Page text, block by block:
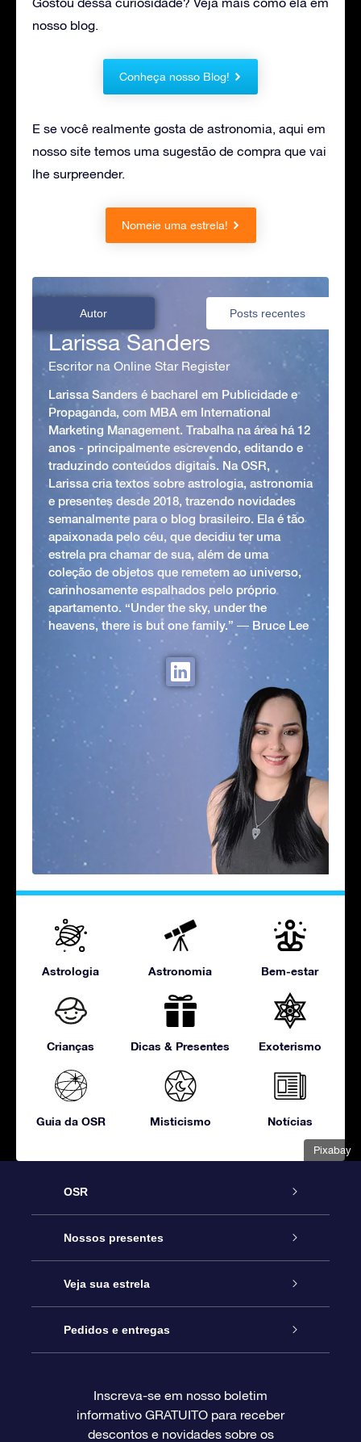
Pixabay
nosso blog.
Conheça nosso Blog!
E se você realmente gosta de astronomia, aqui em
nosso site temos uma sugestão de compra que vai
lhe surpreender.
Nomeie uma estrela!
Autor Posts recentes
Larissa Sanders
Escritor na Online Star Register
Larissa Sanders é bacharel em Publicidade e
Propaganda, com MBA em International
Marketing Management. Trabalha na área há 12
anos - principalmente escrevendo, editando e
traduzindo conteúdos digitais. Na OSR,
Larissa cria textos sobre astrologia, astronomia
e presentes desde 2018, trazendo novidades
semanalmente para o blog brasileiro. Ela é tão
apaixonada pelo céu, que decidiu ter uma
estrela pra chamar de sua, além de uma
coleção de objetos que remetem ao universo,
carinhosamente espalhados pelo próprio
apartamento. “Under the sky, under the
heavens, there is but one family.” ― Bruce Lee
Astrologia Astronomia Bem-estar
Crianças Dicas & Presentes Exoterismo
Guia da OSR Misticismo Notícias
OSR
Serviço
Entre em contato conosco
Blog
Avaliações
Nossos presentes
Presente estrelar on-line
Pacote de presente da OSR
O cartão de presente da OSR
Veja sua estrela
Star Register
Página estelar personalizada
Pedidos e entregas
Informações de pagamento
Inscreva-se em nosso boletim
informativo GRATUITO para receber
descontos e novidades sobre os